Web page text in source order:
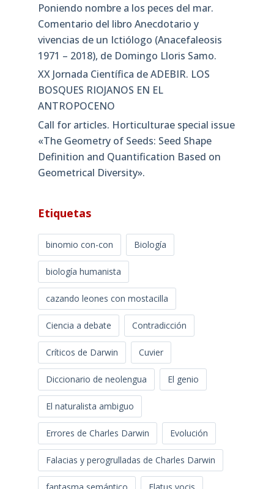
Poniendo nombre a los peces del mar.
Comentario del libro Anecdotario y
vivencias de un Ictiólogo (Anacefaleosis
1971 – 2018), de Domingo Lloris Samo.
XX Jornada Científica de ADEBIR. LOS
BOSQUES RIOJANOS EN EL
ANTROPOCENO
Call for articles. Horticulturae special issue
«The Geometry of Seeds: Seed Shape
Definition and Quantification Based on
Geometrical Diversity»​.
Etiquetas
binomio con-con Biología
biología humanista
cazando leones con mostacilla
Ciencia a debate Contradicción
Críticos de Darwin Cuvier
Diccionario de neolengua El genio
El naturalista ambiguo
Errores de Charles Darwin Evolución
Falacias y perogrulladas de Charles Darwin